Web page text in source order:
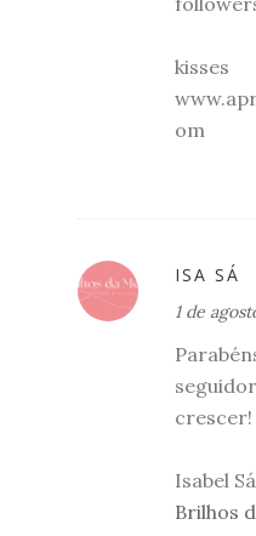
kisses
om
ISA SÁ
1 de
crescer!
Isabel Sá
Brilhos